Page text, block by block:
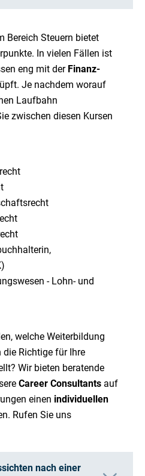
Bereich Steuern bietet
In vielen Fällen ist
eng mit der Finanz-
Je nachdem worauf
Laufbahn
zwischen diesen Kursen
- Lohn- und
welche Weiterbildung
die Richtige für Ihre
Wir bieten beratende
Career Consultants auf
einen individuellen
Rufen Sie uns
nach einer